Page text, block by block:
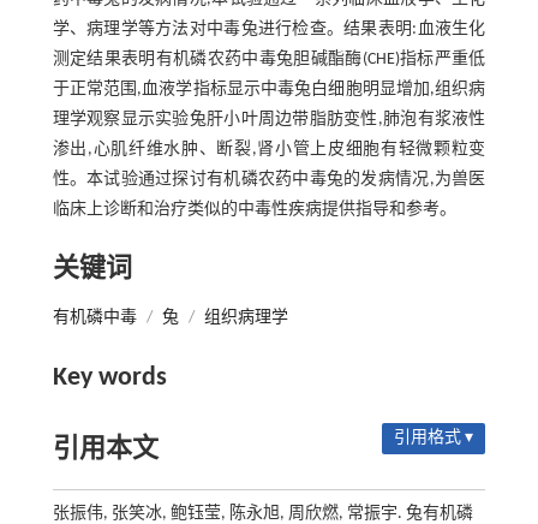
学、病理学等方法对中毒兔进行检查。结果表明:血液生化
测定结果表明有机磷农药中毒兔胆碱酯酶(CHE)指标严重低
于正常范围,血液学指标显示中毒兔白细胞明显增加,组织病
理学观察显示实验兔肝小叶周边带脂肪变性,肺泡有浆液性
渗出,心肌纤维水肿、断裂,肾小管上皮细胞有轻微颗粒变
性。本试验通过探讨有机磷农药中毒兔的发病情况,为兽医
临床上诊断和治疗类似的中毒性疾病提供指导和参考。
关键词
有机磷中毒 / 兔 / 组织病理学
Key words
引用本文 引用格式 ▾
张振伟, 张笑冰, 鲍钰莹, 陈永旭, 周欣燃, 常振宇. 兔有机磷